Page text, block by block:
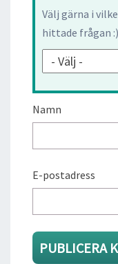
Välj gärna i
hittade frågan :)
Namn
E-postadress